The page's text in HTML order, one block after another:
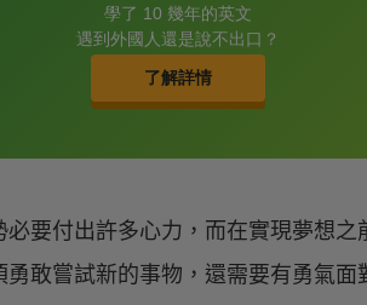
必要付出許多心力，而在實現夢想
勇敢嘗試新的事物，還需要有勇氣